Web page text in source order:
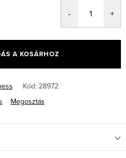
A KOSÁRHOZ
Kód: 28972
Megosztás